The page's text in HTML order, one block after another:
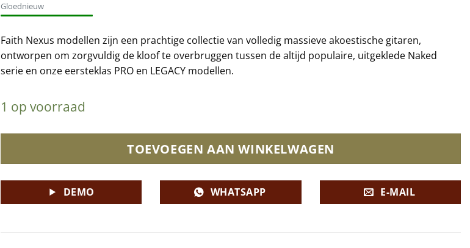
Gloednieuw
Faith Nexus modellen zijn een prachtige collectie van volledig massieve akoestische gitaren,
ontworpen om zorgvuldig de kloof te overbruggen tussen de altijd populaire, uitgeklede Naked
serie en onze eersteklas PRO en LEGACY modellen.
1 op voorraad
TOEVOEGEN AAN WINKELWAGEN
DEMO WHATSAPP E-MAIL